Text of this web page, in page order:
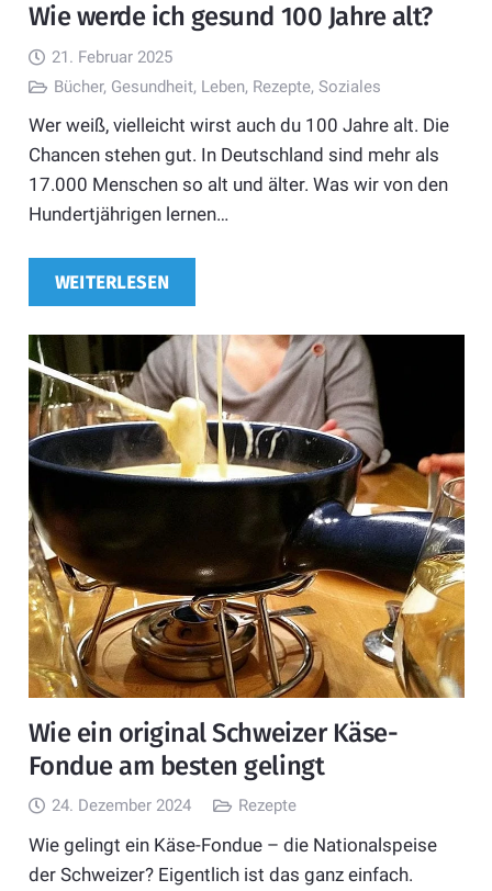
Wie werde ich gesund 100 Jahre alt?
21. Februar 2025
Bücher, Gesundheit, Leben, Rezepte, Soziales
Wer weiß, vielleicht wirst auch du 100 Jahre alt. Die
Chancen stehen gut. In Deutschland sind mehr als
17.000 Menschen so alt und älter. Was wir von den
Hundertjährigen lernen…
WEITERLESEN
Wie ein original Schweizer Käse-
Fondue am besten gelingt
24. Dezember 2024 Rezepte
Wie gelingt ein Käse-Fondue – die Nationalspeise
der Schweizer? Eigentlich ist das ganz einfach.